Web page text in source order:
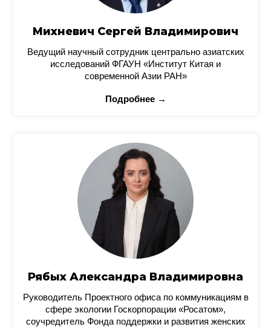
Михневич Сергей Владимирович
Ведущий научный сотрудник центрально азиатских
исследований ФГАУН «Институт Китая и
современной Азии РАН»
Подробнее →
Рябых Александра Владимировна
Руководитель Проектного офиса по коммуникациям в
сфере экологии Госкорпорации «Росатом»,
соучредитель Фонда поддержки и развития женских